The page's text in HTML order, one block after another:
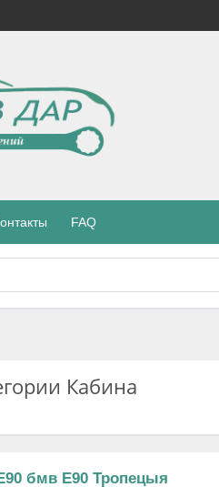
FAQ
Кабина
бмв Е90 Тропецыя